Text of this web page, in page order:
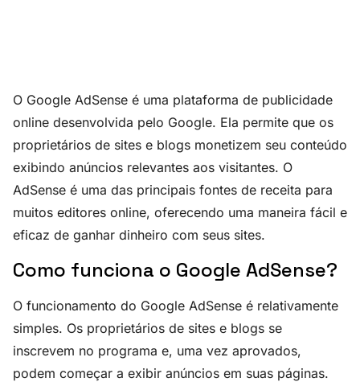
O Google AdSense é uma plataforma de publicidade
online desenvolvida pelo Google. Ela permite que os
proprietários de sites e blogs monetizem seu conteúdo
exibindo anúncios relevantes aos visitantes. O
AdSense é uma das principais fontes de receita para
muitos editores online, oferecendo uma maneira fácil e
eficaz de ganhar dinheiro com seus sites.
Como funciona o Google AdSense?
O funcionamento do Google AdSense é relativamente
simples. Os proprietários de sites e blogs se
inscrevem no programa e, uma vez aprovados,
podem começar a exibir anúncios em suas páginas.